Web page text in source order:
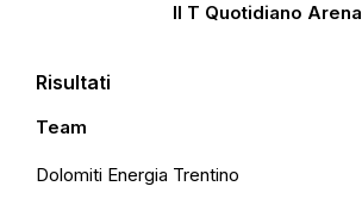
Il T Quotidiano Arena
Risultati
Team
Dolomiti Energia Trentino